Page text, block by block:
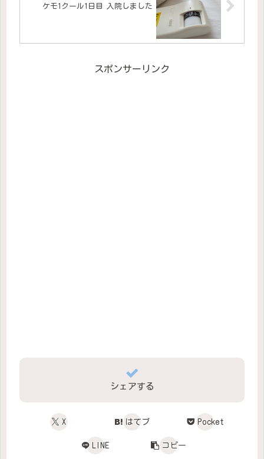
ケモ1クール1日目 入院しました
スポンサーリンク
シェアする
X はてブ Pocket
LINE コピー